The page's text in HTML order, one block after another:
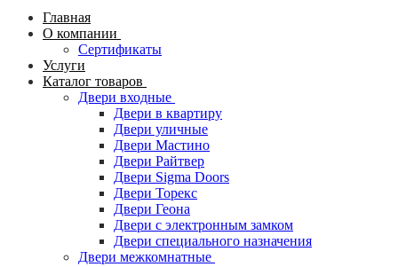
Главная
О компании
Сертификаты
Услуги
Каталог товаров
Двери входные
Двери в квартиру
Двери уличные
Двери Мастино
Двери Райтвер
Двери Sigma Doors
Двери Торекс
Двери Геона
Двери с электронным замком
Двери специального назначения
Двери межкомнатные